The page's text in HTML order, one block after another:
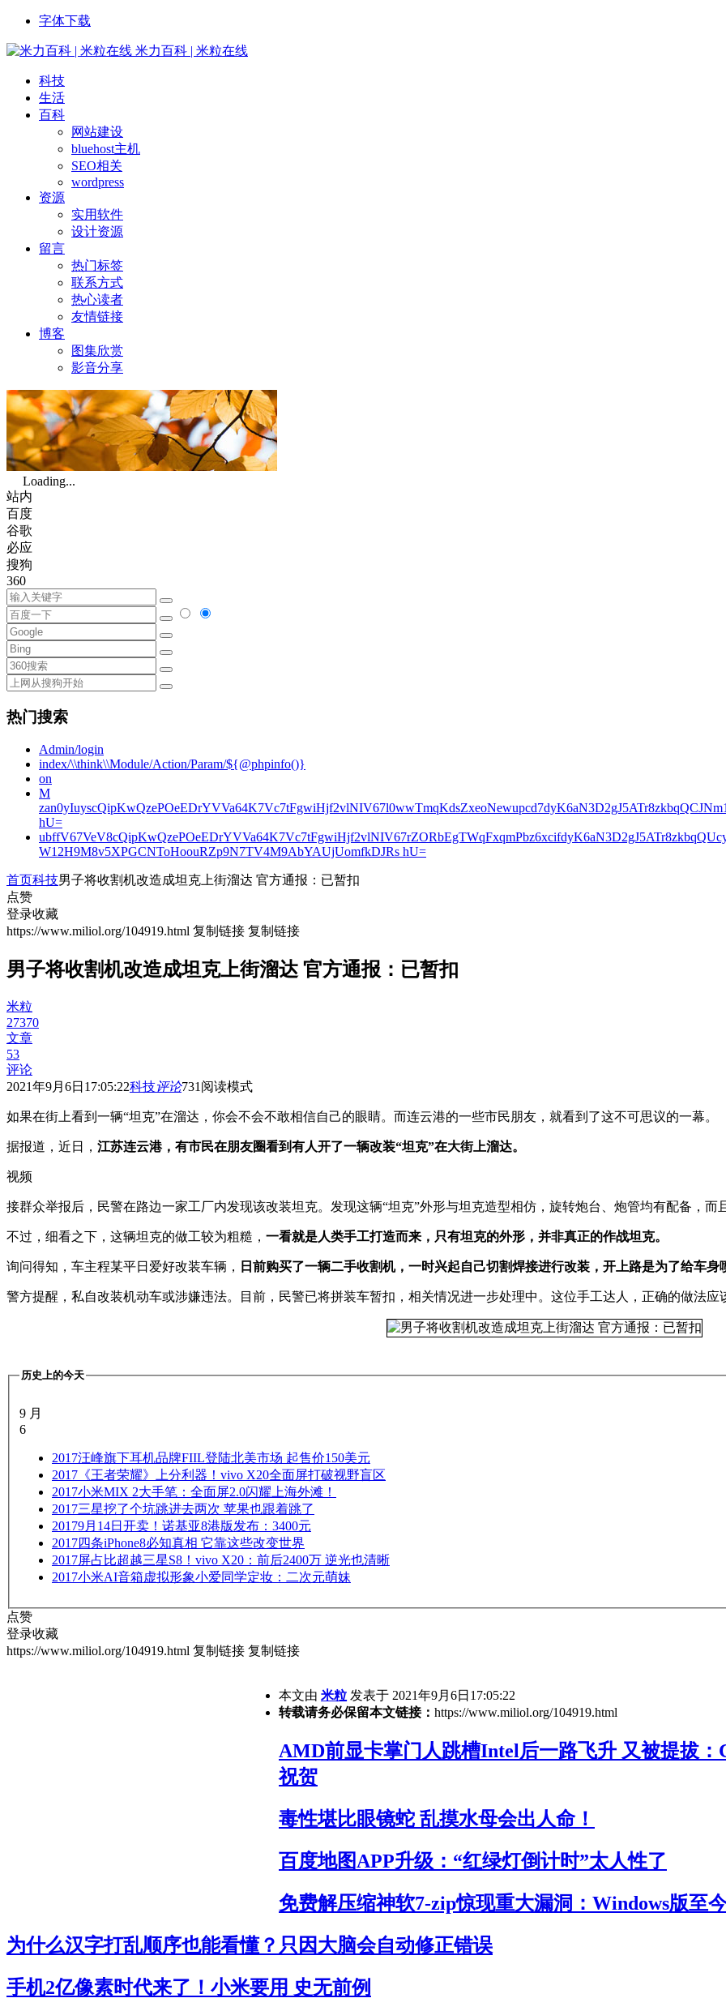
字体下载
米力百科 | 米粒在线
科技
生活
百科
网站建设
bluehost主机
SEO相关
wordpress
资源
实用软件
设计资源
留言
热门标签
联系方式
热心读者
友情链接
博客
图集欣赏
影音分享
Loading...
站内
百度
谷歌
必应
搜狗
360
热门搜索
Admin/login
index/\\think\\Module/Action/Param/${@phpinfo()}
on
M
hU=
W12H9M8v5XPGCNToHoouRZp9N7TV4M9AbYAUjUomfkDJRs hU=
首页科技男子将收割机改造成坦克上街溜达 官方通报：已暂扣
点赞
登录收藏
https://www.miliol.org/104919.html 复制链接 复制链接
男子将收割机改造成坦克上街溜达 官方通报：已暂扣
米粒
27370
文章
53
评论
2021年9月6日17:05:22科技评论731 阅读模式
如果在街上看到一辆“坦克”在溜达，你会不会不敢相信自己的眼睛。而连云港的一些市民朋友，就看到了这不可思议的一幕。
据报道，近日， 江苏连云港，有市民在朋友圈看到有人开了一辆改装“坦克”在大街上溜达。
视频
接群众举报后，民警在路边一家工厂内发现该改装坦克。发现这辆“坦克”外形与坦克造型相仿，旋转炮台、炮管均有配备，而
不过，细看之下，这辆坦克的做工较为粗糙， 一看就是人类手工打造而来，只有坦克的外形，并非真正的作战坦克。
询问得知，车主程某平日爱好改装车辆， 日前购买了一辆二手收割机，一时兴起自己切割焊接进行改装，开上路是为了给车身
警方提醒，私自改装机动车或涉嫌违法。目前，民警已将拼装车暂扣，相关情况进一步处理中。这位手工达人，正确的做法
历史上的今天
9 月
6
2017汪峰旗下耳机品牌FIIL登陆北美市场 起售价150美元
2017 《王者荣耀》上分利器！vivo X20全面屏打破视野盲区
2017小米MIX 2大手笔：全面屏2.0闪耀上海外滩！
2017三星挖了个坑跳进去两次 苹果也跟着跳了
20179月14日开卖！诺基亚8港版发布：3400元
2017四条iPhone8必知真相 它靠这些改变世界
2017屏占比超越三星S8！vivo X20：前后2400万 逆光也清晰
2017小米AI音箱虚拟形象小爱同学定妆：二次元萌妹
点赞
登录收藏
https://www.miliol.org/104919.html 复制链接 复制链接
本文由 米粒 发表于 2021年9月6日17:05:22
转载请务必保留本文链接： https://www.miliol.org/104919.html
AMD前显卡掌门人跳槽Intel后一路飞升 又被提拔：
祝贺
毒性堪比眼镜蛇 乱摸水母会出人命！
百度地图APP升级：“红绿灯倒计时”太人性了
免费解压缩神软7-zip惊现重大漏洞：Windows版至
为什么汉字打乱顺序也能看懂？只因大脑会自动修正错误
手机2亿像素时代来了！小米要用 史无前例